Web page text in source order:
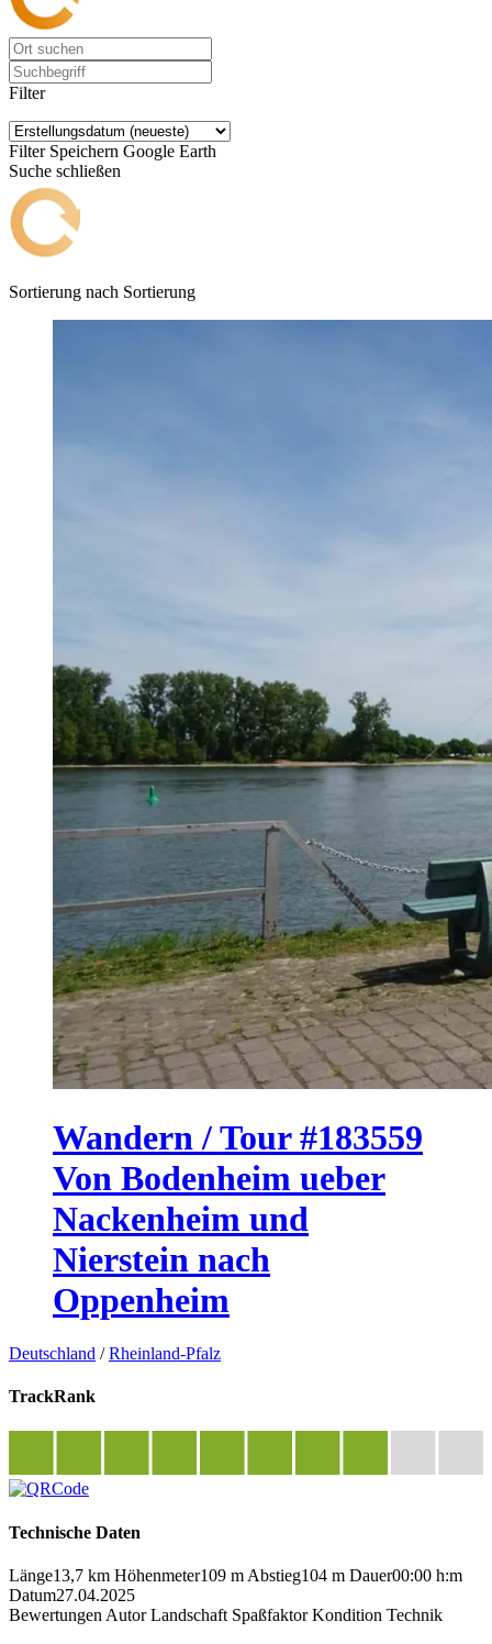
Filter
Filter Speichern Google Earth
Suche schließen
Sortierung nach Sortierung
Wandern / Tour #183559
Von Bodenheim ueber
Nackenheim und
Nierstein nach
Oppenheim
Deutschland /Rheinland-Pfalz
TrackRank
Technische Daten
Länge13,7 km Höhenmeter109 m Abstieg104 m Dauer00:00 h:m
Datum27.04.2025
Bewertungen Autor Landschaft Spaßfaktor Kondition Technik